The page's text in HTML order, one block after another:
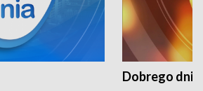
Dobrego dnia